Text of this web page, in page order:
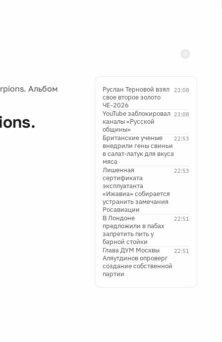
Альбом 23:08
Руслан Терновой взял
свое второе золото
ЧЕ-2026
23:08
YouTube заблокировал
каналы «Русской
общины»
22:53
Британские ученые
внедрили гены свиньи
в салат-латук для вкуса
мяса
22:53
Лишенная
сертификата
эксплуатанта
«Ижавиа» собирается
устранить замечания
Росавиации
22:51
В Лондоне
предложили в пабах
запретить пить у
барной стойки
22:51
Глава ДУМ Москвы
Аляутдинов опроверг
создание собственной
партии